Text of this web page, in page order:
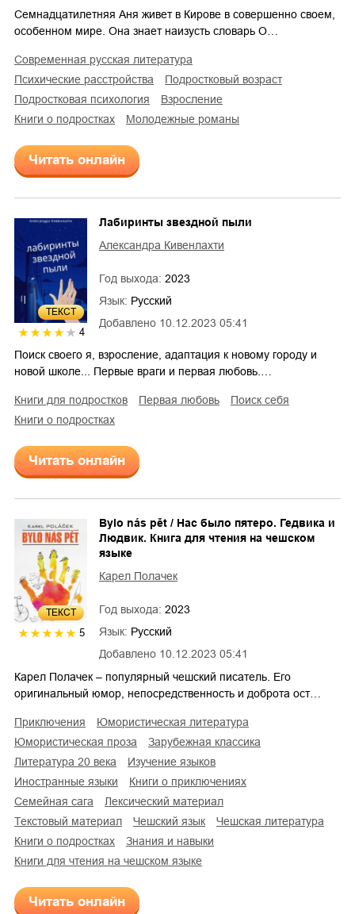
Семнадцатилетняя Аня живет в Кирове в совершенно своем,
особенном мире. Она знает наизусть словарь О…
современная русская литература
психические расстройства
подростковый возраст
подростковая психология
взросление
книги о подростках
молодежные романы
Читать онлайн
ТЕКСТ
4
Добавлено 10.12.2023 05:41
Лабиринты звездной пыли
Александра Кивенлахти
Год выхода: 2023
Язык: Русский
Поиск своего я, взросление, адаптация к новому городу и
новой школе... Первые враги и первая любовь.…
книги для подростков первая любовь
поиск себя
книги о подростках
Читать онлайн
ТЕКСТ
5
Добавлено 10.12.2023 05:41
Bylo nás pět / Нас было пятеро. Гедвика и
Людвик. Книга для чтения на чешском
языке
Карел Полачек
Год выхода: 2023
Язык: Русский
Карел Полачек – популярный чешский писатель. Его
оригинальный юмор, непосредственность и доброта ост…
приключения
юмористическая литература
юмористическая проза
зарубежная классика
литература 20 века
изучение языков
иностранные языки
книги о приключениях
семейная сага
лексический материал
текстовый материал
чешский язык
чешская литература
книги о подростках
знания и навыки
книги для чтения на чешском языке
Читать онлайн